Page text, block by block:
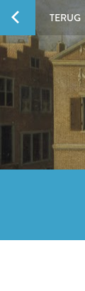
TERUG